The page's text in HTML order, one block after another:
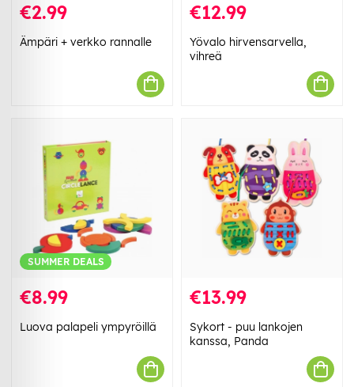
€2.99
Ämpäri + verkko rannalle
€12.99
Yövalo hirvensarvella,
vihreä
SUMMER DEALS
€8.99
Luova palapeli ympyröillä
€13.99
Sykort - puu lankojen
kanssa, Panda